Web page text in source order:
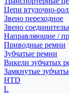
Цепи втулочно-
Звено переходное
Звено
Направляющие /
Приводные ремни
Зубчатые ремни
Викели зубчатых
Замкнутые
HTD
L